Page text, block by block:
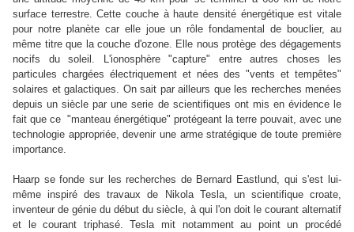
surface terrestre. Cette couche à haute densité énergétique est vitale
pour notre planète car elle joue un rôle fondamental de bouclier, au
même titre que la couche d'ozone. Elle nous protège des dégagements
nocifs du soleil. L'ionosphère "capture" entre autres choses les
particules chargées électriquement et nées des "vents et tempêtes"
solaires et galactiques. On sait par ailleurs que les recherches menées
depuis un siècle par une serie de scientifiques ont mis en évidence le
fait que ce "manteau énergétique" protégeant la terre pouvait, avec une
technologie appropriée, devenir une arme stratégique de toute première
importance.
Haarp se fonde sur les recherches de Bernard Eastlund, qui s'est lui-
même inspiré des travaux de Nikola Tesla, un scientifique croate,
inventeur de génie du début du siècle, à qui l'on doit le courant alternatif
et le courant triphasé. Tesla mit notamment au point un procédé